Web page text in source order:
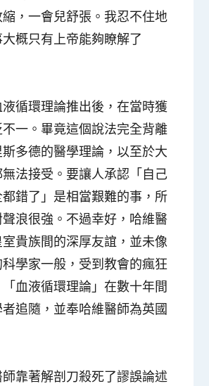
，一會兒舒張。我忍不住地
概只有上帝能夠瞭解了
循環理論推出後，在當時獲
一。畢竟這個說法完全背離
多德的醫學理論，以至於大
法接受。要讓人承認「自己
錯了」是相當艱難的事，所
浪很強。不過幸好，哈維醫
貴族間的深厚友誼，並未像
學家一般，受到教會的瘋狂
血液循環理論」在數十年間
追隨，並奉哈維醫師為英國
靠著解剖刀殺死了謬誤論述